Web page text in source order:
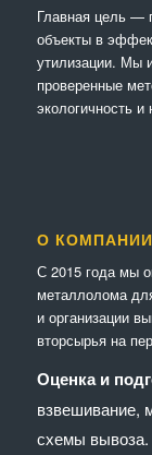
Главная цель —
объекты в
утилизации. Мы
проверенные
экологичность
О КОМПАНИИ
С 2015 года мы
металлолома
и организации
вторсырья на
Оценка и
взвешивание,
схемы вывоза.